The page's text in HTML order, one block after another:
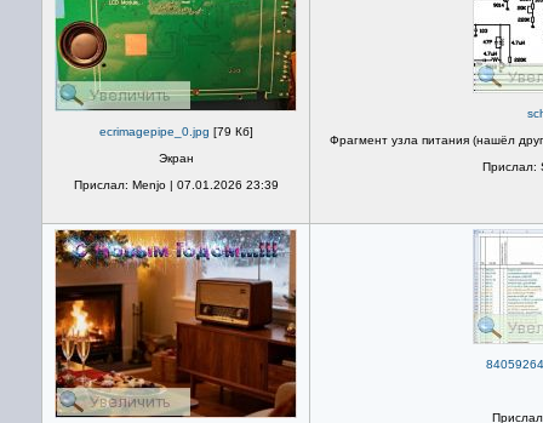
ecrimagepipe_0.jpg [79 Кб]
Экран
Прислал: Menjo | 07.01.2026 23:39
Фрагмент узла питания (нашёл
Прислал: